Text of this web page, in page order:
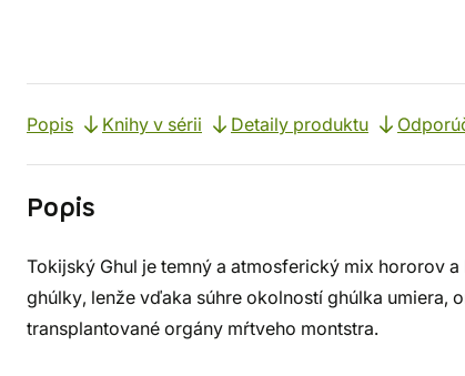
Popis Knihy v sérii Detaily produktu
Popis
Tokijský Ghul je temný a atmosferický mix hororov
ghúlky, lenže vďaka súhre okolností ghúlka umiera,
transplantované orgány mŕtveho montstra.